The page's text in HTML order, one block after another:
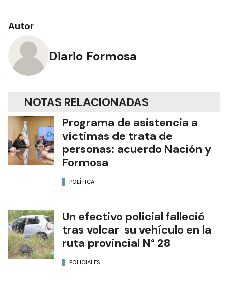
Autor
Diario Formosa
NOTAS RELACIONADAS
Programa de asistencia a
víctimas de trata de
personas: acuerdo Nación y
Formosa
POLÍTICA
Un efectivo policial falleció
tras volcar su vehículo en la
ruta provincial N° 28
POLICIALES